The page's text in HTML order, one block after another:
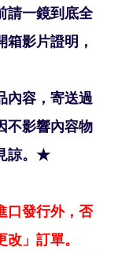
一鏡到底全
影片證明，
內容，寄送過
不影響內容物
諒。★
口發行外，否
」訂單。